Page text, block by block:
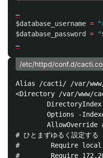
…
$database_username =
$database_password
= "
…
/etc/httpd/conf.d/
Alias /cacti/ /var/
<Directory /var/www/
Options -
AllowOverride
# ひとまずゆるく設定する
#        Require local
#        Require